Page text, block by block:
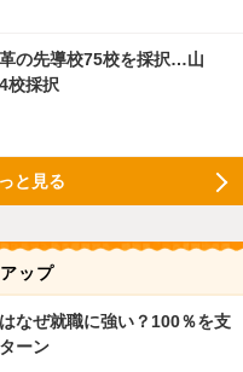
の先導校75校を採択…山
校採択
と見る
ップ
なぜ就職に強い？100％を支
ーン